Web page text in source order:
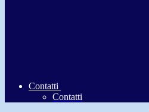
Contatti
Contatti